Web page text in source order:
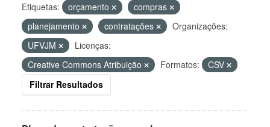
Etiquetas: orçamento
compras
planejamento
contratações
Organizações:
UFVJM
Licenças:
Creative Commons Atribuição
Formatos:
CSV
Filtrar Resultados